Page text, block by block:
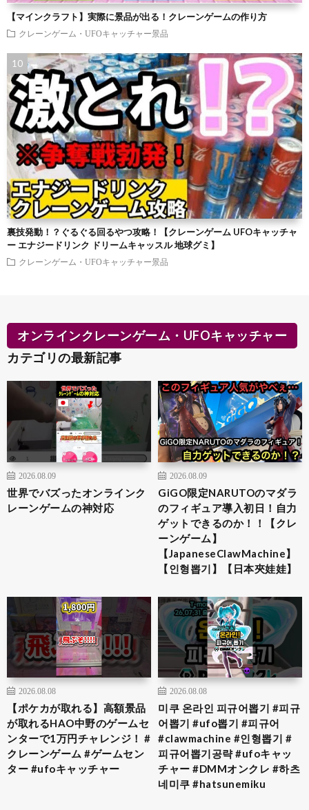
【マインクラフト】実際に景品が出る！クレーンゲームの作り方
クレーンゲーム・UFOキャッチャー景品
裏技発動！？ぐるぐる回るやつ攻略！【クレーンゲーム UFOキャッチャ
ー エナジードリンク ドリームキャッスル 地球グミ】
クレーンゲーム・UFOキャッチャー景品
オンラインクレーンゲーム・UFOキャッチャー
カテゴリの最新記事
2026.08.09
世界でバズったオンラインク
レーンゲームの神対応
2026.08.09
GiGO限定NARUTOのマダラ
のフィギュア導入初日！自力
ゲットできるのか！！【クレ
ーンゲーム】
【JapaneseClawMachine】
【인형뽑기】【日本夾娃娃】
2026.08.08
【ポケカが取れる】高額景品
が取れるHAO中野のゲームセ
ンターで1万円チャレンジ！ #
クレーンゲーム #ゲームセン
ター #ufoキャッチャー
2026.08.08
미쿠 온라인 피규어뽑기 #피규
어뽑기 #ufo뽑기 #피규어
#clawmachine #인형뽑기 #
피규어뽑기공략 #ufoキャッ
チャー #DMMオンクレ #하츠
네미쿠 #hatsunemiku